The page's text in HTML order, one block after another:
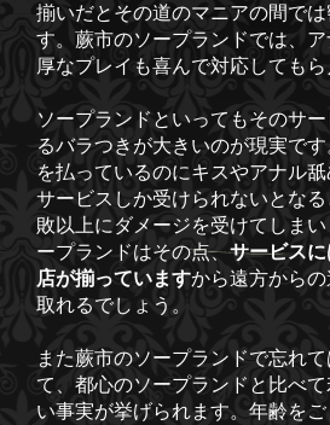
揃いだとその道のマニアの間で
す。蕨市のソープランドでは、
厚なプレイも喜んで対応してもら
ソープランドといってもそのサ
るバラつきが大きいのが現実で
を払っているのにキスやアナル
サービスしか受けられないとな
敗以上にダメージを受けてしま
ープランドはその点、サービス
店が揃っていますから遠方から
取れるでしょう。
また蕨市のソープランドで忘れ
て、都心のソープランドと比べ
い事実が挙げられます。年齢を